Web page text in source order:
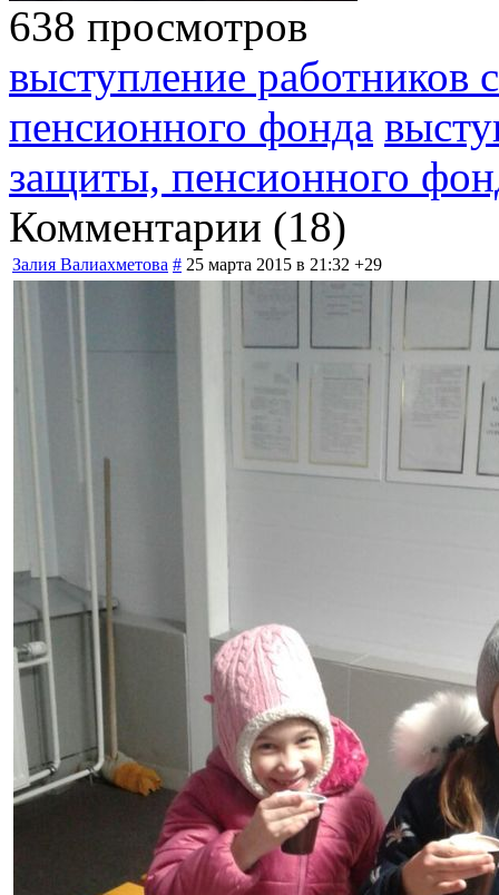
638 просмотров
выступление работников
пенсионного фонда
защиты, пенсионного
Комментарии (18)
Залия Валиахметова # 25 марта 2015 в 21:32 +29